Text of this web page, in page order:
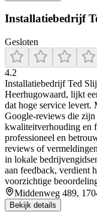
Installatiebedrijf
Gesloten
4.2
Installatiebedrijf Ted
Heerhugowaard, lijkt
dat hoge service levert.
Google‑reviews die
kwaliteitverhouding en
professioneel en
reviews of
in lokale
aan feedback, verdient
voorzichtige
Middenweg 489,
Bekijk details